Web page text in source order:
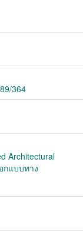
364
Architectural
กแบบทาง